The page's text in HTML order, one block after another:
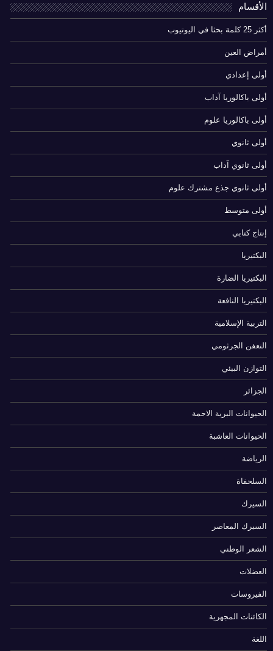
الأقسام
أكثر 25 كلمة بحثا في اليوتيوب
أمراض العين
أولى إعدادي
أولى باكالوريا آداب
أولى باكالوريا علوم
أولى ثانوي
أولى ثانوي آداب
أولى ثانوي جذع مشترك علوم
أولى متوسط
إنتاج كتابي
البكتيريا
البكتيريا الضارة
البكتيريا النافعة
التربية الإسلامية
التعفن الجرثومي
التوازن البيئي
الجزائر
الحيوانات البرية الاحمة
الحيوانات العاشبة
الرياضة
السلحفاة
السيرك
السيرك المعاصر
الشعر الوطني
العضلات
الفيروسات
الكائنات المجهرية
اللغة